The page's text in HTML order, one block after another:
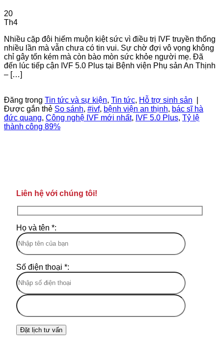
20
Th4
Nhiều cặp đôi hiếm muộn kiệt sức vì điều trị IVF truyền thống
nhiều lần mà vẫn chưa có tin vui. Sự chờ đợi vô vọng không
chỉ gây tốn kém mà còn bào mòn sức khỏe người mẹ. Đã
đến lúc tiếp cận IVF 5.0 Plus tại Bệnh viện Phụ sản An Thịnh
– […]
Đăng trong Tin tức và sự kiện, Tin tức, Hỗ trợ sinh sản
Được gắn thẻ So sánh, #ivf, bệnh viện an thịnh, bác sĩ hà
đức quang, Công nghệ IVF mới nhất, IVF 5.0 Plus, Tỷ lệ
thành công 89%
Liên hệ với chúng tôi!
Họ và tên *:
Số điện thoại *: